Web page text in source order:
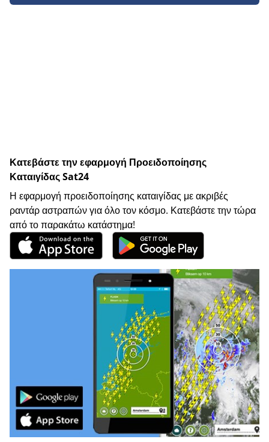
Κατεβάστε την εφαρμογή Προειδοποίησης
Καταιγίδας Sat24
Η εφαρμογή προειδοποίησης καταιγίδας με ακριβές
ραντάρ αστραπών για όλο τον κόσμο. Κατεβάστε την τώρα
από το παρακάτω κατάστημα!